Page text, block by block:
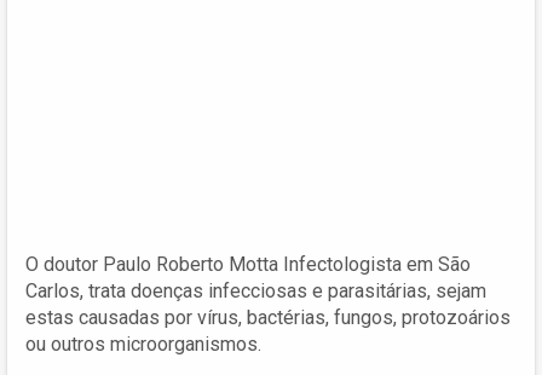
O doutor Paulo Roberto Motta Infectologista em São
Carlos, trata doenças infecciosas e parasitárias, sejam
estas causadas por vírus, bactérias, fungos, protozoários
ou outros microorganismos.